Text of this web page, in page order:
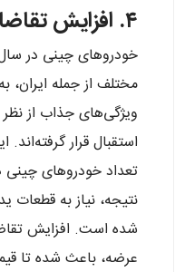
۴. افزایش تقاضا
خودروهای چینی در
مختلف از جمله
ویژگی‌های جذاب از
استقبال قرار
تعداد خودروهای
نتیجه، نیاز به قطعات
شده است. افزایش
عرضه، باعث شده تا